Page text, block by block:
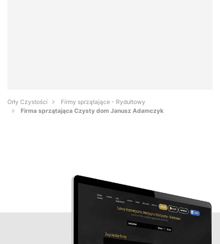
Orły Czystości
Firmy sprzątające - Rydułtowy
Firma sprzątająca Czysty dom Janusz Adamczyk